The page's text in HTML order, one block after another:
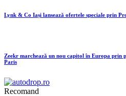
Lynk & Co Iași lansează ofertele speciale prin
Zeekr marchează un nou capitol în Europa prin
Paris
Recomand